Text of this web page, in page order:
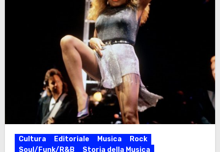
Cultura Editoriale Musica
Rock
Soul/Funk/R&B
Storia della Musica